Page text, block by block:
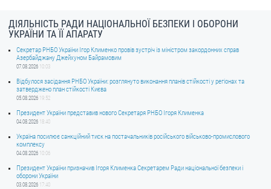
ДІЯЛЬНІСТЬ РАДИ НАЦІОНАЛЬНОЇ БЕЗПЕКИ І ОБОРОНИ
УКРАЇНИ ТА ЇЇ АПАРАТУ
Секретар РНБО України Ігор Клименко провів зустріч із міністром закордонних справ
Азербайджану Джейхуном Байрамовим
07.08.2026 10:03
Відбулося засідання РНБО України: розглянуто виконання планів стійкості у регіонах та
затверджено план стійкості Києва
05.08.2026 19:52
Президент України представив нового Секретаря РНБО Ігоря Клименка
04.08.2026 18:40
Україна посилює санкційний тиск на постачальників російського військово-промислового
комплексу
04.08.2026 10:06
Президент України призначив Ігоря Клименка Секретарем Ради національної безпеки і
оборони України
03.08.2026 17:40